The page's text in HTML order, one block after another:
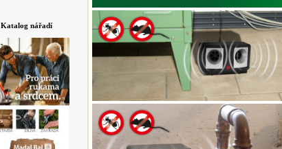
Katalog nářadí